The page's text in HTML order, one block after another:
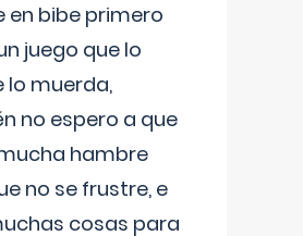
en bibe primero
juego que lo
lo muerda,
no espero a que
hambre
no se frustre, e
cosas para